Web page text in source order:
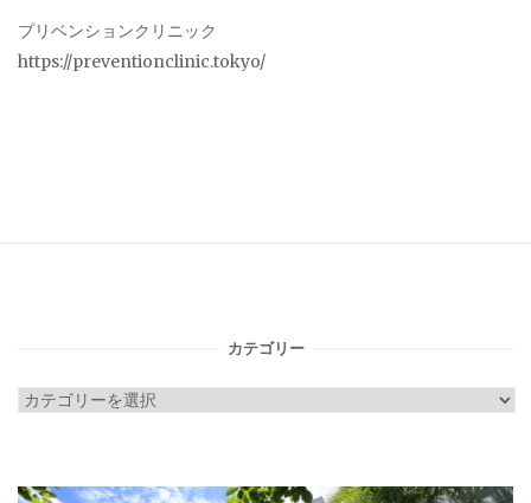
プリベンションクリニック
https://preventionclinic.tokyo/
カテゴリー
カ
リ